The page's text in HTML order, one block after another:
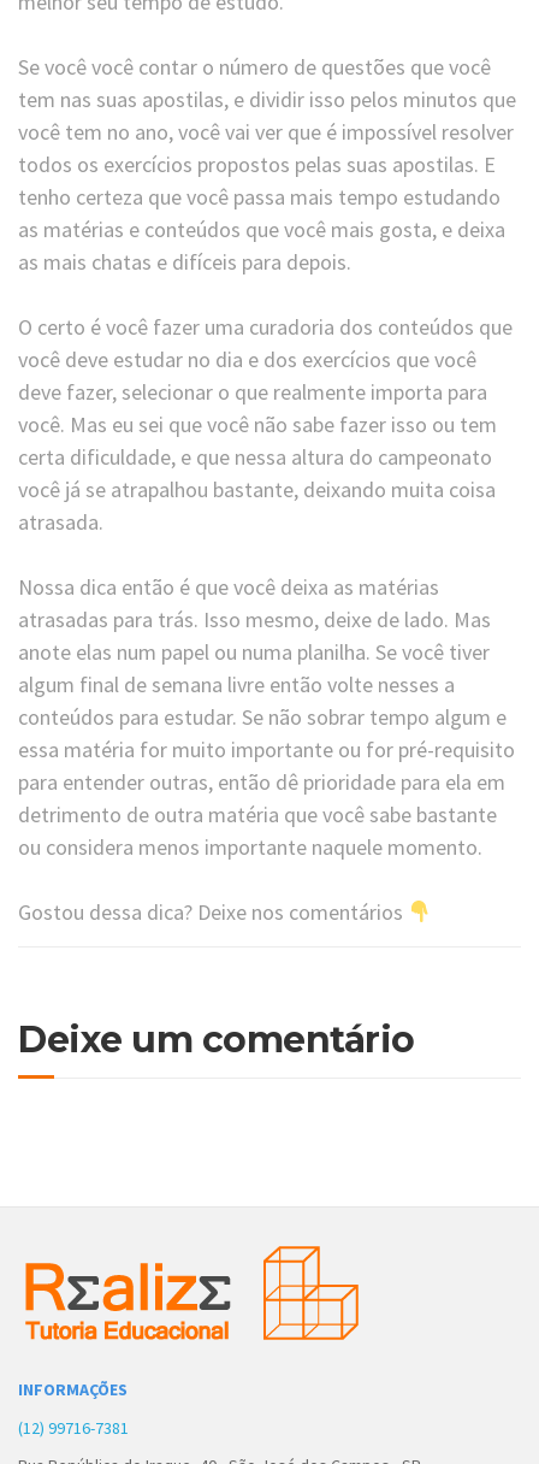
Se você você contar o número de questões que você
tem nas suas apostilas, e dividir isso pelos minutos que
você tem no ano, você vai ver que é impossível resolver
todos os exercícios propostos pelas suas apostilas. E
tenho certeza que você passa mais tempo estudando
as matérias e conteúdos que você mais gosta, e deixa
as mais chatas e difíceis para depois.
O certo é você fazer uma curadoria dos conteúdos que
você deve estudar no dia e dos exercícios que você
deve fazer, selecionar o que realmente importa para
você. Mas eu sei que você não sabe fazer isso ou tem
certa dificuldade, e que nessa altura do campeonato
você já se atrapalhou bastante, deixando muita coisa
atrasada.
Nossa dica então é que você deixa as matérias
atrasadas para trás. Isso mesmo, deixe de lado. Mas
anote elas num papel ou numa planilha. Se você tiver
algum final de semana livre então volte nesses a
conteúdos para estudar. Se não sobrar tempo algum e
essa matéria for muito importante ou for pré-requisito
para entender outras, então dê prioridade para ela em
detrimento de outra matéria que você sabe bastante
ou considera menos importante naquele momento.
Gostou dessa dica? Deixe nos comentários
Deixe um comentário
INFORMAÇÕES
(12) 99716-7381